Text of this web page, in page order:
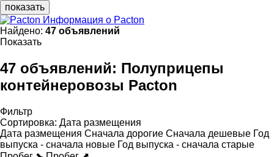
показать
Информация о Pacton
Найдено: 47 объявлений
Показать
47 объявлений: Полуприцепы
контейнеровозы Pacton
Фильтр
Сортировка: Дата размещения
Дата размещения Сначала дорогие Сначала дешевые Год
выпуска - сначала новые Год выпуска - сначала старые